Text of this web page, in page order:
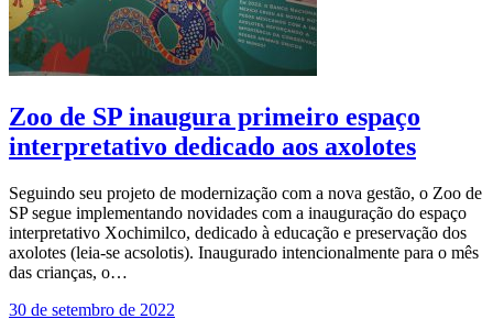
Zoo de SP inaugura primeiro espaço
interpretativo dedicado aos axolotes
Seguindo seu projeto de modernização com a nova gestão, o Zoo de
SP segue implementando novidades com a inauguração do espaço
interpretativo Xochimilco, dedicado à educação e preservação dos
axolotes (leia-se acsolotis). Inaugurado intencionalmente para o mês
das crianças, o…
30 de setembro de 2022